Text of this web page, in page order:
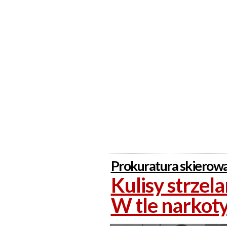
Prokuratura
Kulisy
W tle